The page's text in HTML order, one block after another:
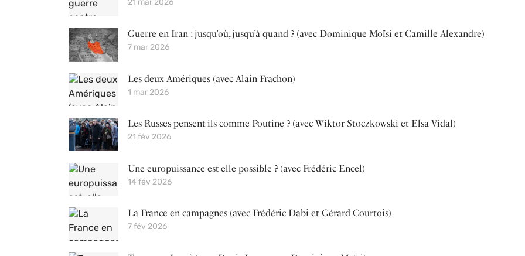
21 mar 2026
Guerre en Iran : jusqu’où, jusqu’à quand ? (avec Dominique Moïsi et Camille Alexandre)
7 mar 2026
Les deux Amériques (avec Alain Frachon)
1 mar 2026
Les Russes pensent-ils comme Poutine ? (avec Wiktor Stoczkowski et Elsa Vidal)
21 fév 2026
Une europuissance est-elle possible ? (avec Frédéric Encel)
14 fév 2026
La France en campagnes (avec Frédéric Dabi et Gérard Courtois)
7 fév 2026